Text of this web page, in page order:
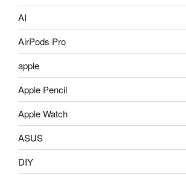
AI
AirPods Pro
apple
Apple Pencil
Apple Watch
ASUS
DIY